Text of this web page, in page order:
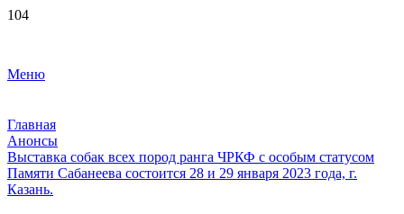
Меню
Главная
Анонсы
Выставка собак всех пород ранга ЧРКФ с особым статусом
Памяти Сабанеева состоится 28 и 29 января 2023 года, г.
Казань.